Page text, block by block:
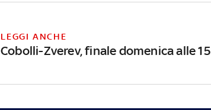
LEGGI ANCHE
Cobolli-Zverev, finale domenica alle 15